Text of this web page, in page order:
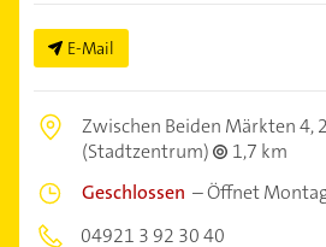
E-Mail
Zwischen Beiden Märkten 4,
(Stadtzentrum)
1,7 km
Geschlossen –Öffnet
04921 3 92 30 40